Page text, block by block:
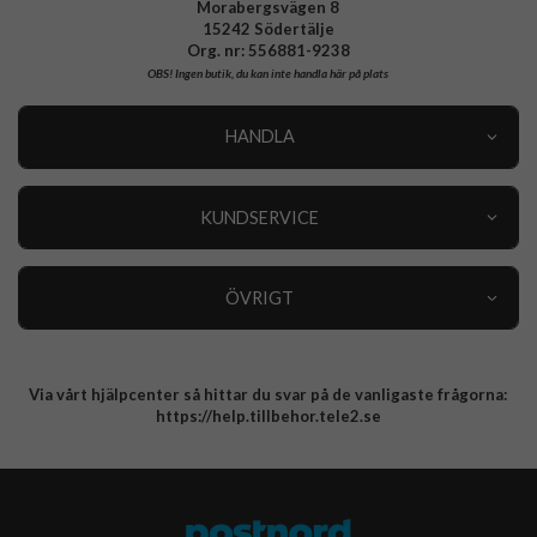
Samsung Galaxy A57 Laddare, Kablar & Hörlurar
Samsung Galaxy A37 Laddare, Kablar & Hörlurar
Samsung Galaxy A27 Laddare, Kablar & Hörlurar
OnePlus 15R Laddare, Kablar & Hörlurar
Morabergsvägen 8
15242 Södertälje
Org. nr: 556881-9238
OBS!Ingen butik, du kan inte handla här på plats
HANDLA
KUNDSERVICE
ÖVRIGT
Integritetspolicy
Via vårt hjälpcenter så hittar du svar på de vanligaste frågorna:
https://help.tillbehor.tele2.se